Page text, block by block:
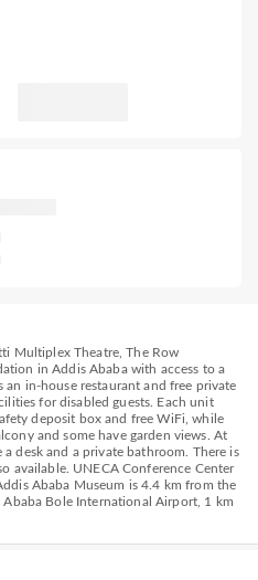
Multiplex Theatre, The Row
in Addis Ababa with access to a
an in-house restaurant and free private
for disabled guests. Each unit
deposit box and free WiFi, while
and some have garden views. At
desk and a private bathroom. There is
available. UNECA Conference Center
Ababa Museum is 4.4 km from the
Bole International Airport, 1 km